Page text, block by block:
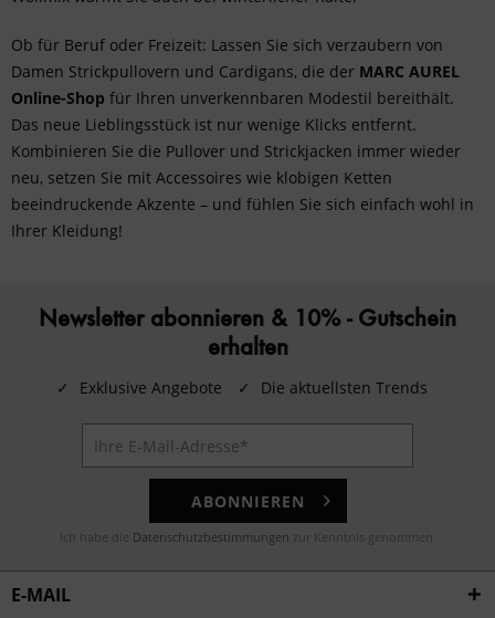
Ob für Beruf oder Freizeit: Lassen Sie sich verzaubern von
Damen Strickpullovern und Cardigans, die der MARC AUREL
Online-Shop für Ihren unverkennbaren Modestil bereithält.
Das neue Lieblingsstück ist nur wenige Klicks entfernt.
Kombinieren Sie die Pullover und Strickjacken immer wieder
neu, setzen Sie mit Accessoires wie klobigen Ketten
beeindruckende Akzente – und fühlen Sie sich einfach wohl in
Ihrer Kleidung!
Newsletter abonnieren & 10% - Gutschein
erhalten
✓ Exklusive Angebote ✓ Die aktuellsten Trends
ABONNIEREN
Ich habe die Datenschutzbestimmungen zur Kenntnis genommen.
E-MAIL